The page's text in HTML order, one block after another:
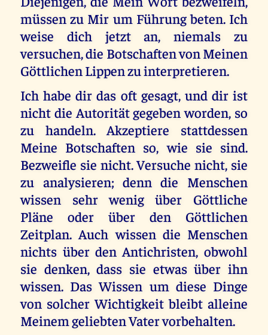
müssen zu Mir um Führung beten. Ich
weise dich jetzt an, niemals zu
versuchen, die Botschaften von Meinen
Göttlichen Lippen zu interpretieren.
Ich habe dir das oft gesagt, und dir ist
nicht die Autorität gegeben worden, so
zu handeln. Akzeptiere stattdessen
Meine Botschaften so, wie sie sind.
Bezweifle sie nicht. Versuche nicht, sie
zu analysieren; denn die Menschen
wissen sehr wenig über Göttliche
Pläne oder über den Göttlichen
Zeitplan. Auch wissen die Menschen
nichts über den Antichristen, obwohl
sie denken, dass sie etwas über ihn
wissen. Das Wissen um diese Dinge
von solcher Wichtigkeit bleibt alleine
Meinem geliebten Vater vorbehalten.